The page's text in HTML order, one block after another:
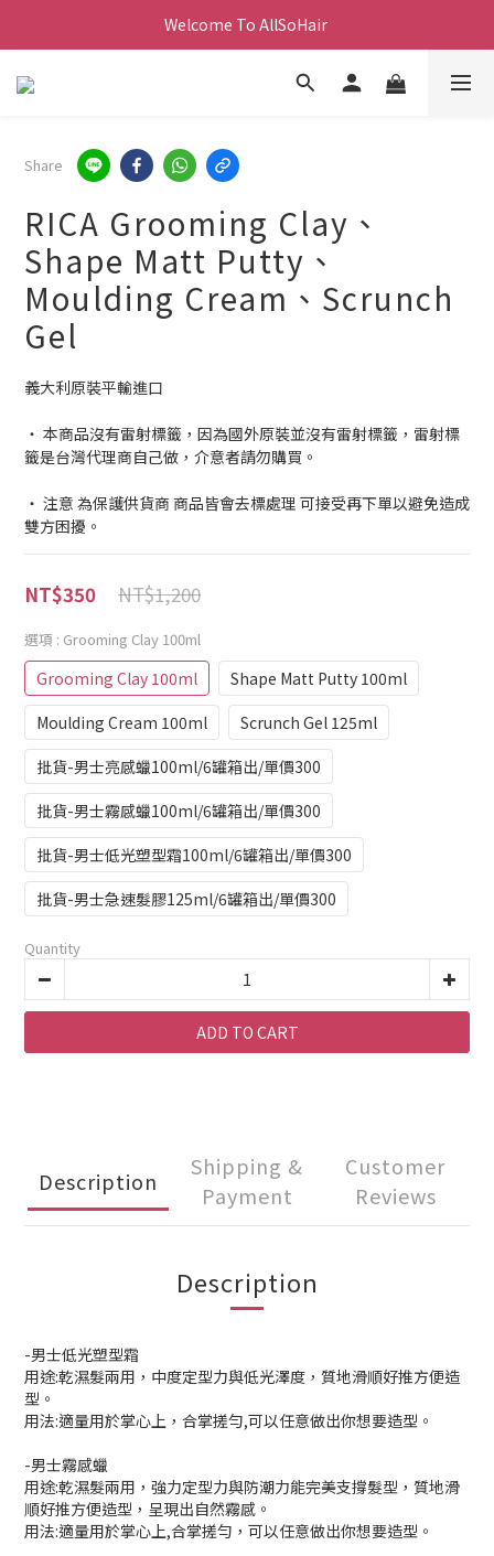
Welcome To AllSoHair
Share
RICA Grooming Clay、
Shape Matt Putty、
Moulding Cream、Scrunch
Gel
義大利原裝平輸進口
‧ 本商品沒有雷射標籤，因為國外原裝並沒有雷射標籤，雷射標
籤是台灣代理商自己做，介意者請勿購買。
‧ 注意 為保護供貨商 商品皆會去標處理 可接受再下單以避免造成
雙方困擾。
NT$1,200
NT$350
選項 : Grooming Clay 100ml
Grooming Clay 100ml
Shape Matt Putty 100ml
Moulding Cream 100ml
Scrunch Gel 125ml
批貨-男士亮感蠟100ml/6罐箱出/單價300
批貨-男士霧感蠟100ml/6罐箱出/單價300
批貨-男士低光塑型霜100ml/6罐箱出/單價300
批貨-男士急速髮膠125ml/6罐箱出/單價300
Quantity
ADD TO CART
Description
Shipping &
Payment
Customer
Reviews
Description
-男士低光塑型霜
用途:乾濕髮兩用，中度定型力與低光澤度，質地滑順好推方便造
型。
用法:適量用於掌心上，合掌搓勻,可以任意做出你想要造型。
-男士霧感蠟
用途:乾濕髮兩用，強力定型力與防潮力能完美支撐髮型，質地滑
順好推方便造型，呈現出自然霧感。
用法:適量用於掌心上,合掌搓勻，可以任意做出你想要造型。